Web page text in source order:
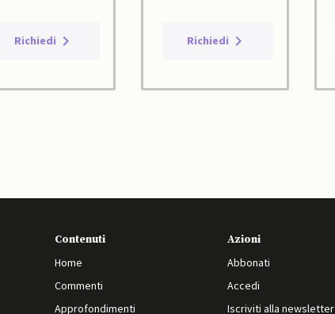
Richiedi Richiedi
Contenuti
Home
Commenti
Approfondimenti
Azioni
Abbonati
Accedi
Iscriviti alla newsletter